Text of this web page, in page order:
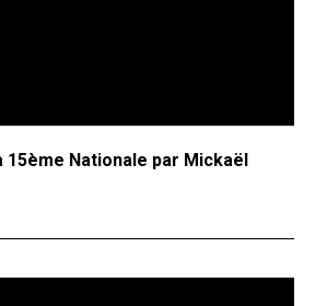
15ème Nationale par Mickaël